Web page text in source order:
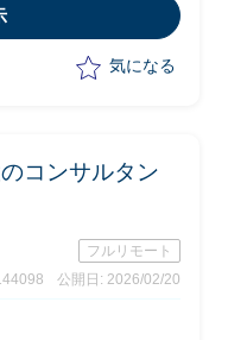
気になる
コンサルタン
フルリモート
公開日: 2026/02/20